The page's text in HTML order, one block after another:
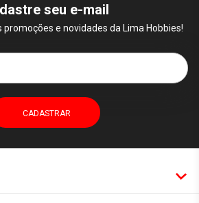
seu e-mail
promoções e novidades da Lima Hobbies!